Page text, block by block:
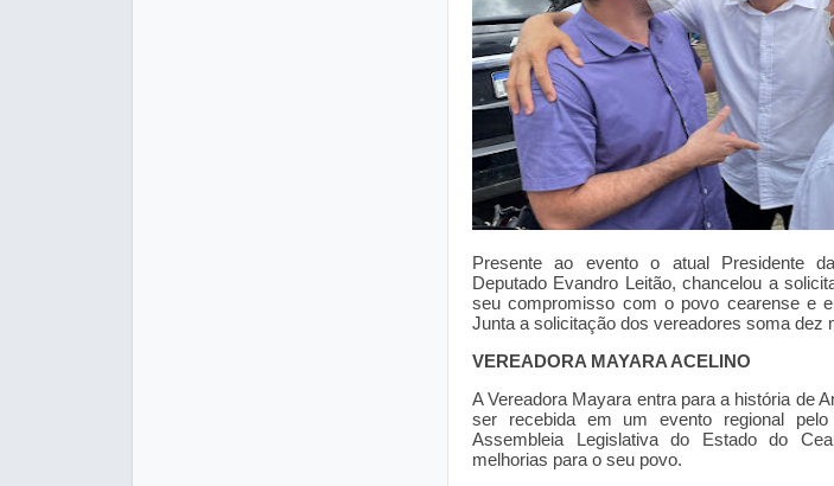
Presente ao evento o atual Presidente
Deputado Evandro Leitão, chancelou a
seu compromisso com o povo cearense e
Junta a solicitação dos vereadores soma dez
VEREADORA MAYARA ACELINO
A Vereadora Mayara entra para a história de
ser recebida em um evento regional
Assembleia Legislativa do Estado do
melhorias para o seu povo.